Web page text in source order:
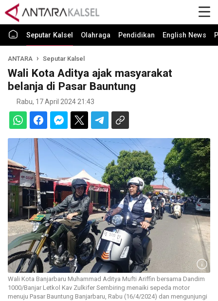
Seputar Kalsel Olahraga Pendidikan English News
ANTARA Seputar Kalsel
Wali Kota Aditya ajak masyarakat
belanja di Pasar Bauntung
Rabu, 17 April 2024 21:43
Wali Kota Banjarbaru Muhammad Aditya Mufti Ariffin bersama Dandim
1000/Banjar Letkol Kav Zulkifer Sembiring menaiki sepeda motor
menuju Pasar Bauntung Banjarbaru, Rabu (16/4/2024) dan mengunjungi